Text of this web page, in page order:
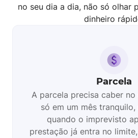
no seu dia a dia, não só olhar
dinheiro
Parcela
A parcela precisa caber
só em um mês
quando o imprevisto
prestação já entra no